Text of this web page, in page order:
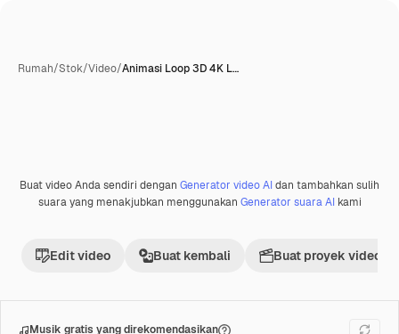
Rumah/Stok/Video/Animasi Loop 3D 4K L…
Premium
Buat video Anda sendiri dengan Generator video AIdan tambahkan sulih
suara yang menakjubkan menggunakan Generator suara AIkami
Edit video Buat kembali Buat proyek video
Musik gratis yang direkomendasikan